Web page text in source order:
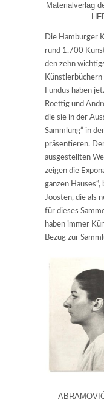
Materialverlag
Die Hamburger
rund 1.700
den zehn
Künstlerbüchern
Fundus haben
Roettig und
die sie in der
Sammlung“ in
präsentieren.
ausgestellten
zeigen die
ganzen
Joosten, die als
für dieses
haben immer
Bezug zur